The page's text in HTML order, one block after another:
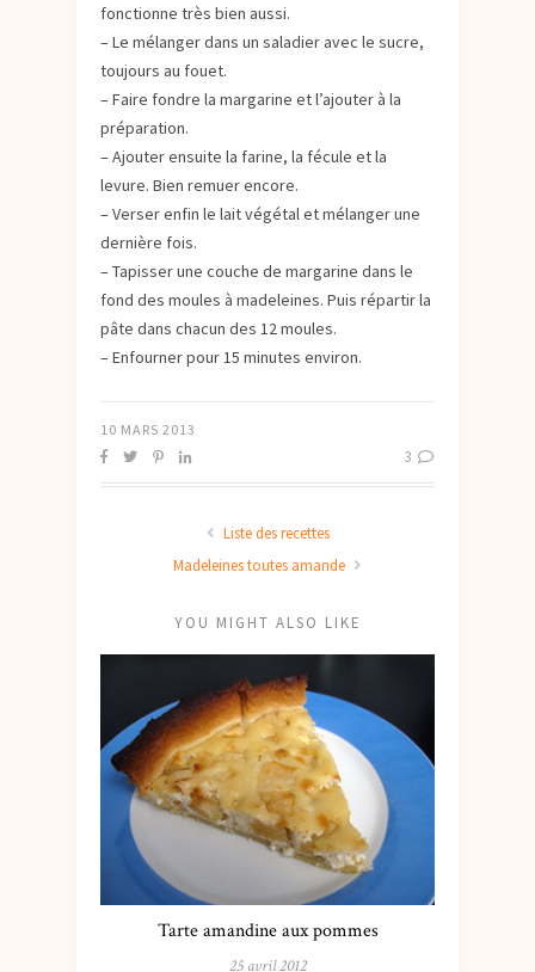
fonctionne très bien aussi.
– Le mélanger dans un saladier avec le sucre,
toujours au fouet.
– Faire fondre la margarine et l’ajouter à la
préparation.
– Ajouter ensuite la farine, la fécule et la
levure. Bien remuer encore.
– Verser enfin le lait végétal et mélanger une
dernière fois.
– Tapisser une couche de margarine dans le
fond des moules à madeleines. Puis répartir la
pâte dans chacun des 12 moules.
– Enfourner pour 15 minutes environ.
10 MARS 2013
3
Liste des recettes
Madeleines toutes amande
YOU MIGHT ALSO LIKE
Tarte amandine aux pommes
25 avril 2012